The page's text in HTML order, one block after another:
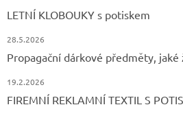
LETNÍ KLOBOUKY s potiskem
28.5.2026
Propagační dárkové předměty, jaké
19.2.2026
FIREMNÍ REKLAMNÍ TEXTIL S